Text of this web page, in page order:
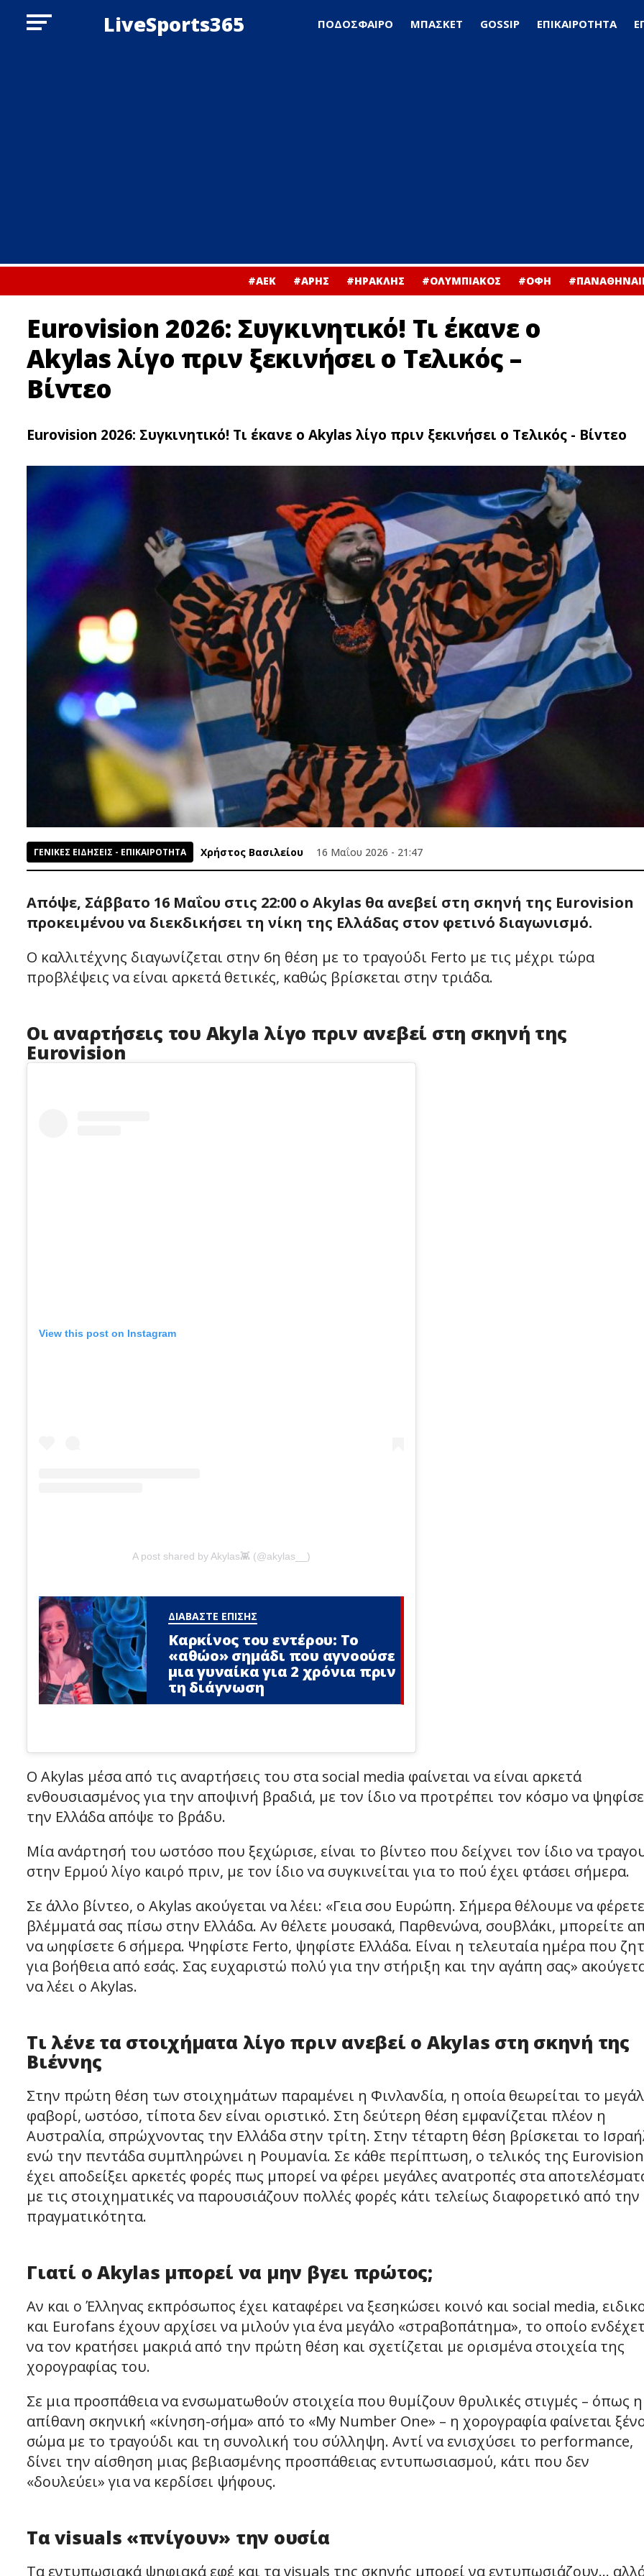
LiveSports365 ΠΟΔΟΣΦΑΙΡΟ ΜΠΑΣΚΕΤ GOSSIP ΕΠΙΚΑΙΡΟΤΗΤΑ
#ΑΕΚ #ΑΡΗΣ #ΗΡΑΚΛΗΣ #ΟΛΥΜΠΙΑΚΟΣ #ΟΦΗ
Eurovision 2026: Συγκινητικό! Τι έκανε ο
Akylas λίγο πριν ξεκινήσει ο Τελικός –
Bίvτεo
Eurovision 2026: Συγκινητικό! Τι έκανε ο Akylas λίγο πριν ξεκινήσει ο Τελικός - Bίvτεo
ΓΕΝΙΚΕΣ ΕΙΔΗΣΕΙΣ - ΕΠΙΚΑΙΡΟΤΗΤΑ Χρήστος Βασιλείου 16 Μαΐου 2026 - 21:47
Απόψε, Σάββατο 16 Μαΐου στις 22:00 ο Akylas θα ανεβεί στη σκηνή της Eurovision
προκειμένου να διεκδικήσει τη νίκη της Ελλάδας στον φετινό διαγωνισμό.
Ο καλλιτέχνης διαγωνίζεται στην 6η θέση με το τραγούδι Ferto με τις μέχρι τώρα
προβλέψεις να είναι αρκετά θετικές, καθώς βρίσκεται στην τριάδα.
Οι αναρτήσεις του Akyla λίγο πριν ανεβεί στη σκηνή της
Eurovision
View this post on Instagram
A post shared by Akylas👾 (@akylas__)
ΔΙΑΒΑΣΤΕ ΕΠΙΣΗΣ
Καρκίνος του εντέρου: Το
«αθώο» σημάδι που αγνοούσε
μια γυναίκα για 2 χρόνια πριν
τη διάγνωση
Ο Akylas μέσα από τις αναρτήσεις του στα social media φαίνεται να είναι αρκετά
ενθουσιασμένος για την αποψινή βραδιά, με τον ίδιο να προτρέπει τον κόσμο να
την Ελλάδα απόψε το βράδυ.
Μία ανάρτησή του ωστόσο που ξεχώρισε, είναι το βίντεο που δείχνει τον ίδιο να
στην Ερμού λίγο καιρό πριν, με τον ίδιο να συγκινείται για το πού έχει φτάσει σήμερα.
Σε άλλο βίντεο, ο Akylas ακούγεται να λέει: «Γεια σου Ευρώπη. Σήμερα θέλουμε να
βλέμματά σας πίσω στην Ελλάδα. Αν θέλετε μουσακά, Παρθενώνα, σουβλάκι, μπορείτε
να ωηφίσετε 6 σήμερα. Ψηφίστε Ferto, ψηφίστε Ελλάδα. Είναι η τελευταία ημέρα που
για βοήθεια από εσάς. Σας ευχαριστώ πολύ για την στήριξη και την αγάπη σας»
να λέει ο Akylas.
Τι λένε τα στοιχήματα λίγο πριν ανεβεί ο Akylas στη σκηνή της
Βιέννης
Στην πρώτη θέση των στοιχημάτων παραμένει η Φινλανδία, η οποία θεωρείται το
φαβορί, ωστόσο, τίποτα δεν είναι οριστικό. Στη δεύτερη θέση εμφανίζεται πλέον η
Αυστραλία, σπρώχνοντας την Ελλάδα στην τρίτη. Στην τέταρτη θέση βρίσκεται το
ενώ την πεντάδα συμπληρώνει η Ρουμανία. Σε κάθε περίπτωση, ο τελικός της Eurovision
έχει αποδείξει αρκετές φορές πως μπορεί να φέρει μεγάλες ανατροπές στα
με τις στοιχηματικές να παρουσιάζουν πολλές φορές κάτι τελείως διαφορετικό από την
πραγματικότητα.
Γιατί ο Akylas μπορεί να μην βγει πρώτος;
Αν και ο Έλληνας εκπρόσωπος έχει καταφέρει να ξεσηκώσει κοινό και social media,
και Eurofans έχουν αρχίσει να μιλούν για ένα μεγάλο «στραβοπάτημα», το οποίο
να τον κρατήσει μακριά από την πρώτη θέση και σχετίζεται με ορισμένα στοιχεία της
χορογραφίας του.
Σε μια προσπάθεια να ενσωματωθούν στοιχεία που θυμίζουν θρυλικές στιγμές – όπως η
απίθανη σκηνική «κίνηση-σήμα» από το «My Number One» – η χορογραφία φαίνεται
σώμα με το τραγούδι και τη συνολική του σύλληψη. Αντί να ενισχύσει το performance,
δίνει την αίσθηση μιας βεβιασμένης προσπάθειας εντυπωσιασμού, κάτι που δεν
«δουλεύει» για να κερδίσει ψήφους.
Τα visuals «πνίγουν» την ουσία
Τα εντυπωσιακά ψηφιακά εφέ και τα visuals της σκηνής μπορεί να εντυπωσιάζουν…